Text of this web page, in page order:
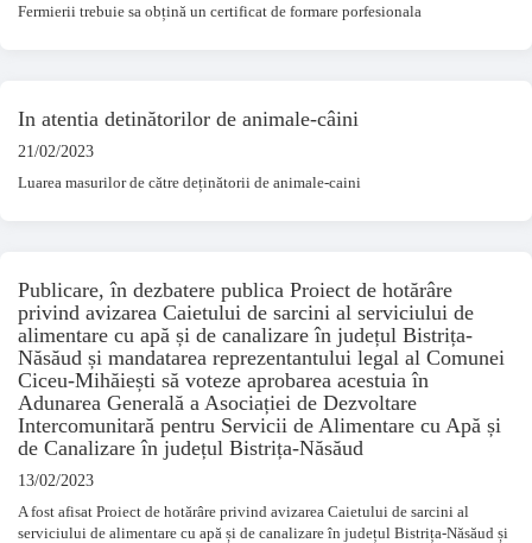
Fermierii trebuie sa obțină un certificat de formare porfesionala
In atentia detinătorilor de animale-câini
21/02/2023
Luarea masurilor de către deținătorii de animale-caini
Publicare, în dezbatere publica Proiect de hotărâre
privind avizarea Caietului de sarcini al serviciului de
alimentare cu apă și de canalizare în județul Bistrița-
Năsăud și mandatarea reprezentantului legal al Comunei
Ciceu-Mihăiești să voteze aprobarea acestuia în
Adunarea Generală a Asociației de Dezvoltare
Intercomunitară pentru Servicii de Alimentare cu Apă și
de Canalizare în județul Bistrița-Năsăud
13/02/2023
A fost afisat Proiect de hotărâre privind avizarea Caietului de sarcini al
serviciului de alimentare cu apă și de canalizare în județul Bistrița-Năsăud și